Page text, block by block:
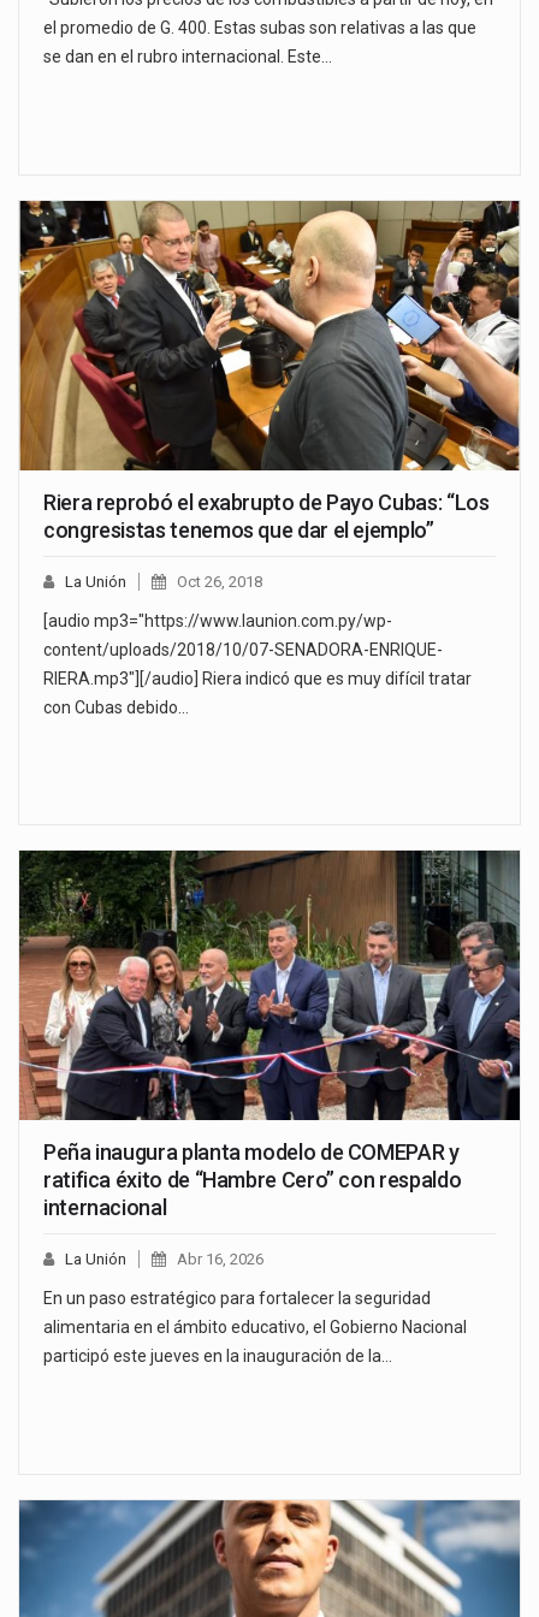
el promedio de G. 400. Estas subas son relativas a las que
se dan en el rubro internacional. Este…
Riera reprobó el exabrupto de Payo Cubas: “Los
congresistas tenemos que dar el ejemplo”
La Unión Oct 26, 2018
[audio mp3="https://www.launion.com.py/wp-
content/uploads/2018/10/07-SENADORA-ENRIQUE-
RIERA.mp3"][/audio] Riera indicó que es muy difícil tratar
con Cubas debido…
Peña inaugura planta modelo de COMEPAR y
ratifica éxito de “Hambre Cero” con respaldo
internacional
La Unión Abr 16, 2026
En un paso estratégico para fortalecer la seguridad
alimentaria en el ámbito educativo, el Gobierno Nacional
participó este jueves en la inauguración de la…